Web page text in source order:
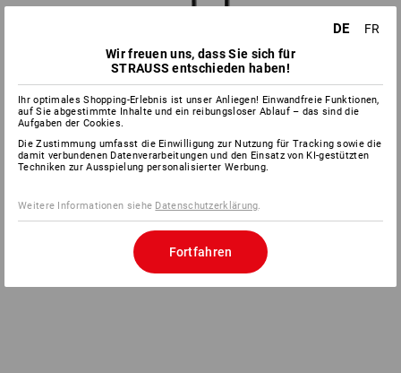
DE
FR
Wir freuen uns, dass Sie sich für
STRAUSS entschieden haben!
Ihr optimales Shopping-Erlebnis ist unser Anliegen! Einwandfreie Funktionen,
auf Sie abgestimmte Inhalte und ein reibungsloser Ablauf – das sind die
Aufgaben der Cookies.
Die Zustimmung umfasst die Einwilligung zur Nutzung für Tracking sowie die
damit verbundenen Datenverarbeitungen und den Einsatz von KI-gestützten
Techniken zur Ausspielung personalisierter Werbung.
Weitere Informationen siehe Datenschutzerklärung.
Fortfahren